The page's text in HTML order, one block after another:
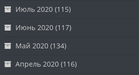
Июль 2020 (115)
Июнь 2020 (117)
Май 2020 (134)
Апрель 2020 (116)